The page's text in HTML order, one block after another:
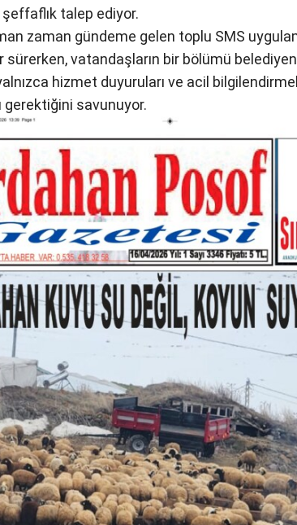
talep ediyor.
zaman gündeme gelen toplu SMS
sürerken, vatandaşların bir bölümü
hizmet duyuruları ve acil
gerektiğini savunuyor.